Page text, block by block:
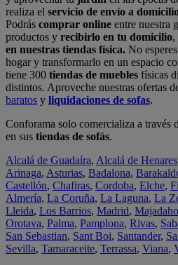
realiza el servicio de envío a
Podrás comprar online entre nuestra
productos y recibirlo en tu domicilio,
en nuestras tiendas física. No
hogar y transformarlo en un espacio
tiene 300 tiendas de muebles físicas
distintos. Aproveche nuestras ofertas
baratos y liquidaciones de sofas.
Conforama solo comercializa a través
en sus tiendas de sofás.
Alcalá de Guadaíra, Alcalá de Henares
Arinaga, Asturias, Badalona,
Castellón, Chafiras, Cordoba, Elche,
Almería, La Coruña, La Laguna, La
Lleida, Los Barrios, Madrid,
Orotava, Palma, Pamplona, Rivas,
San Sebastian, Sant Boi, Santander,
Sevilla, Tamaraceite, Terrassa, Viana,